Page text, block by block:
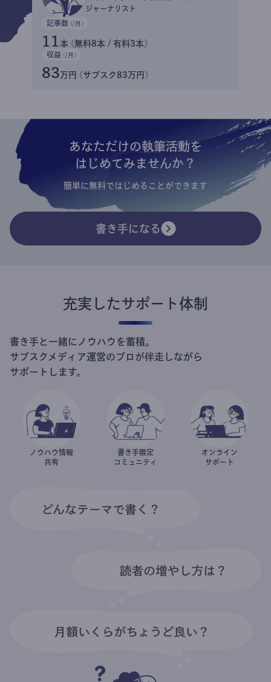
ジャーナリスト
記事数 (/月)
11 本 (無料8本 / 有料3本)
収益 (/月)
83万円 (サブスク83万円)
あなただけの執筆活動を
はじめてみませんか？
簡単に無料ではじめることができます
書き手になる
充実したサポート体制
書き手と一緒にノウハウを蓄積。
サブスクメディア運営のプロが伴走しながら
サポートします。
ノウハウ情報
共有
書き手限定
コミュニティ
オンライン
サポート